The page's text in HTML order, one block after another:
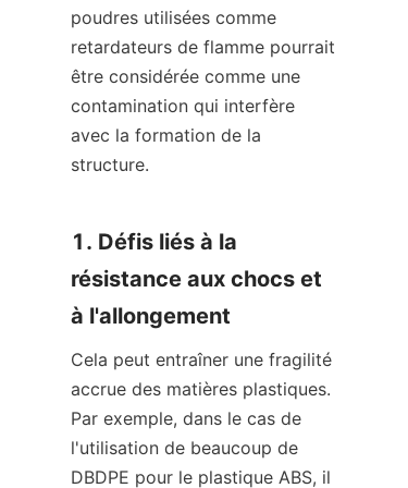
poudres utilisées comme
retardateurs de flamme pourrait
être considérée comme une
contamination qui interfère
avec la formation de la
structure.
1. Défis liés à la
résistance aux chocs et
à l'allongement
Cela peut entraîner une fragilité
accrue des matières plastiques.
Par exemple, dans le cas de
l'utilisation de beaucoup de
DBDPE pour le plastique ABS, il